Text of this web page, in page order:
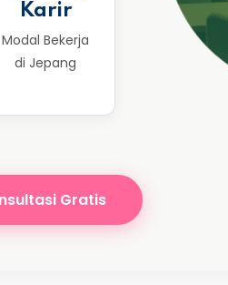
Karir
Modal Bekerja
di Jepang
Gratis